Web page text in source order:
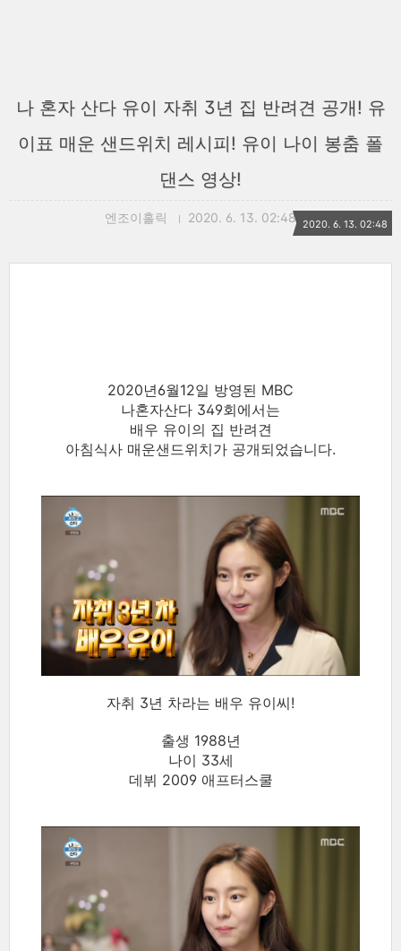
나 혼자 산다 유이 자취 3년 집 반려견 공개! 유
이표 매운 샌드위치 레시피! 유이 나이 봉춤 폴
댄스 영상!
엔조이홀릭 2020. 6. 13. 02:48 2020. 6. 13. 02:48
2020년6월12일 방영된 MBC
나혼자산다 349회에서는
배우 유이의 집 반려견
아침식사 매운샌드위치가 공개되었습니다.
자취 3년 차라는 배우 유이씨!
출생 1988년
나이 33세
데뷔 2009 애프터스쿨